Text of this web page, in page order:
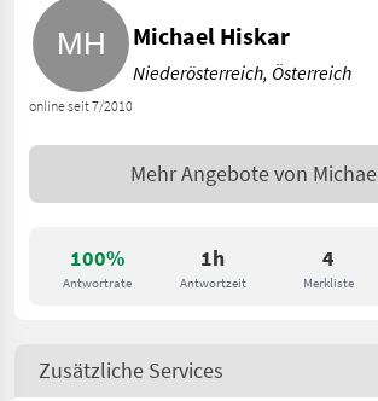
100%
Antwortrate
1h
Antwortzeit
4
Merkliste
online seit 7/2010
Michael Hiskar
Niederösterreich, Österreich
Mehr Angebote von
Zusätzliche Services